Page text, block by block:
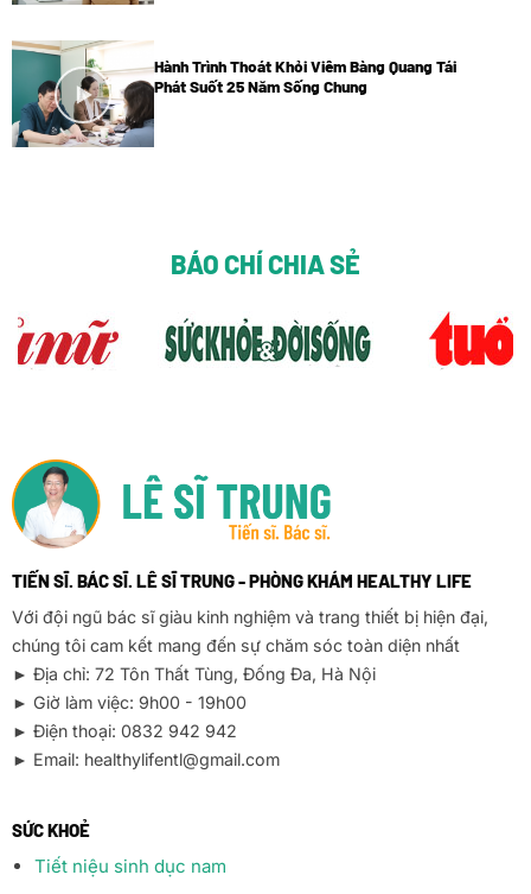
Hành Trình Thoát Khỏi Viêm Bàng Quang Tái
Phát Suốt 25 Năm Sống Chung
BÁO CHÍ CHIA SẺ
TIẾN SĨ. BÁC SĨ. LÊ SĨ TRUNG - PHÒNG KHÁM HEALTHY LIFE
Với đội ngũ bác sĩ giàu kinh nghiệm và trang thiết bị hiện đại,
chúng tôi cam kết mang đến sự chăm sóc toàn diện nhất
► Địa chỉ: 72 Tôn Thất Tùng, Đống Đa, Hà Nội
► Giờ làm việc: 9h00 - 19h00
► Điện thoại: 0832 942 942
► Email: healthylifentl@gmail.com
SỨC KHOẺ
Tiết niệu sinh dục nam